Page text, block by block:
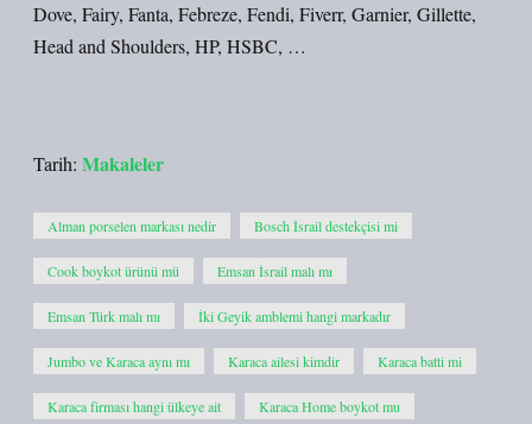
Dove, Fairy, Fanta, Febreze, Fendi, Fiverr, Garnier, Gillette,
Head and Shoulders, HP, HSBC, …
Tarih: Makaleler
Alman porselen markası nedir Bosch İsrail destekçisi mi
Cook boykot ürünü mü Emsan İsrail malı mı
Emsan Türk malı mı İki Geyik amblemi hangi markadır
Jumbo ve Karaca aynı mı Karaca ailesi kimdir Karaca batti mi
Karaca firması hangi ülkeye ait Karaca Home boykot mu